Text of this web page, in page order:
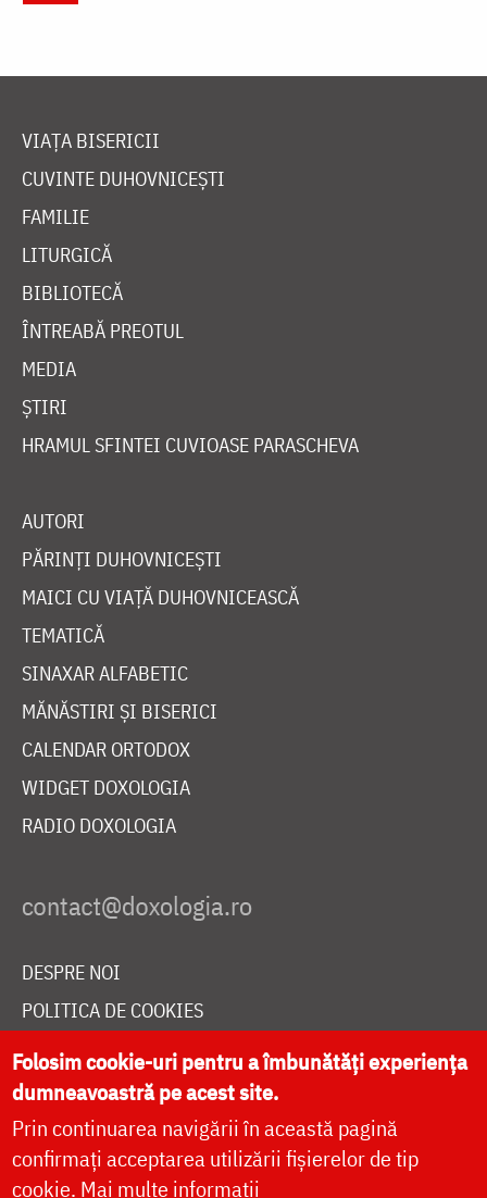
VIAȚA BISERICII
CUVINTE DUHOVNICEȘTI
FAMILIE
LITURGICĂ
BIBLIOTECĂ
ÎNTREABĂ PREOTUL
MEDIA
ȘTIRI
HRAMUL SFINTEI CUVIOASE PARASCHEVA
AUTORI
PĂRINȚI DUHOVNICEȘTI
MAICI CU VIAȚĂ DUHOVNICEASCĂ
TEMATICĂ
SINAXAR ALFABETIC
MĂNĂSTIRI ȘI BISERICI
CALENDAR ORTODOX
WIDGET DOXOLOGIA
RADIO DOXOLOGIA
DESPRE NOI
POLITICA DE COOKIES
DONEAZĂ ONLINE PENTRU CATEDRALA NAȚIONALĂ
LIVE
Folosim cookie-uri pentru a îmbunătăți experiența
dumneavoastră pe acest site.
Prin continuarea navigării în această pagină
confirmați acceptarea utilizării fișierelor de tip
cookie. Mai multe informații